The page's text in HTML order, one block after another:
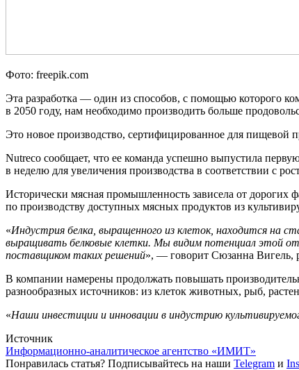
Фото: freepik.com
Эта разработка — один из способов, с помощью которого
в 2050 году, нам необходимо производить больше
Это новое производство, сертифицированное для пищевой
Nutreco сообщает, что ее команда успешно выпустила
в неделю для увеличения производства в соответствии с
Исторически мясная промышленность зависела от дорогих
по производству доступных мясных продуктов из
«Индустрия белка, выращенного из клеток, находится на
выращивать белковые клетки. Мы видим потенциал этой
поставщиком таких решений», — говорит Сюзанна Вигель,
В компании намерены продолжать повышать
разнообразных источников: из клеток животных, рыб,
«Наши инвестиции и инновации в индустрию
Источник
Информационно-аналитическое агентство «ИМИТ»
Понравилась статья? Подписывайтесь на наши Telegram и